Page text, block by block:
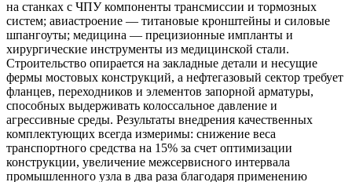
на станках с ЧПУ компоненты трансмиссии и тормозных
систем; авиастроение — титановые кронштейны и силовые
шпангоуты; медицина — прецизионные импланты и
хирургические инструменты из медицинской стали.
Строительство опирается на закладные детали и несущие
фермы мостовых конструкций, а нефтегазовый сектор требует
фланцев, переходников и элементов запорной арматуры,
способных выдерживать колоссальное давление и
агрессивные среды. Результаты внедрения качественных
комплектующих всегда измеримы: снижение веса
транспортного средства на 15% за счет оптимизации
конструкции, увеличение межсервисного интервала
промышленного узла в два раза благодаря применению